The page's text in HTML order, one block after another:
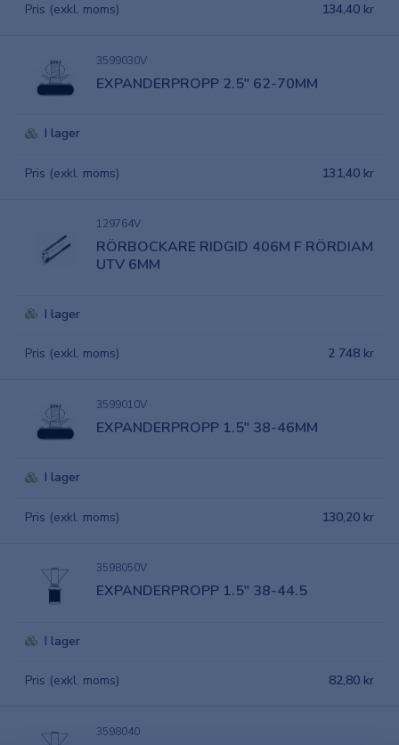
Pris (exkl. moms) 134,40 kr
3599030V
EXPANDERPROPP 2.5" 62-70MM
I lager
Pris (exkl. moms) 131,40 kr
129764V
RÖRBOCKARE RIDGID 406M F RÖRDIAM
UTV 6MM
I lager
Pris (exkl. moms) 2 748 kr
3599010V
EXPANDERPROPP 1.5" 38-46MM
I lager
Pris (exkl. moms) 130,20 kr
3598050V
EXPANDERPROPP 1.5" 38-44.5
I lager
Pris (exkl. moms) 82,80 kr
3598040